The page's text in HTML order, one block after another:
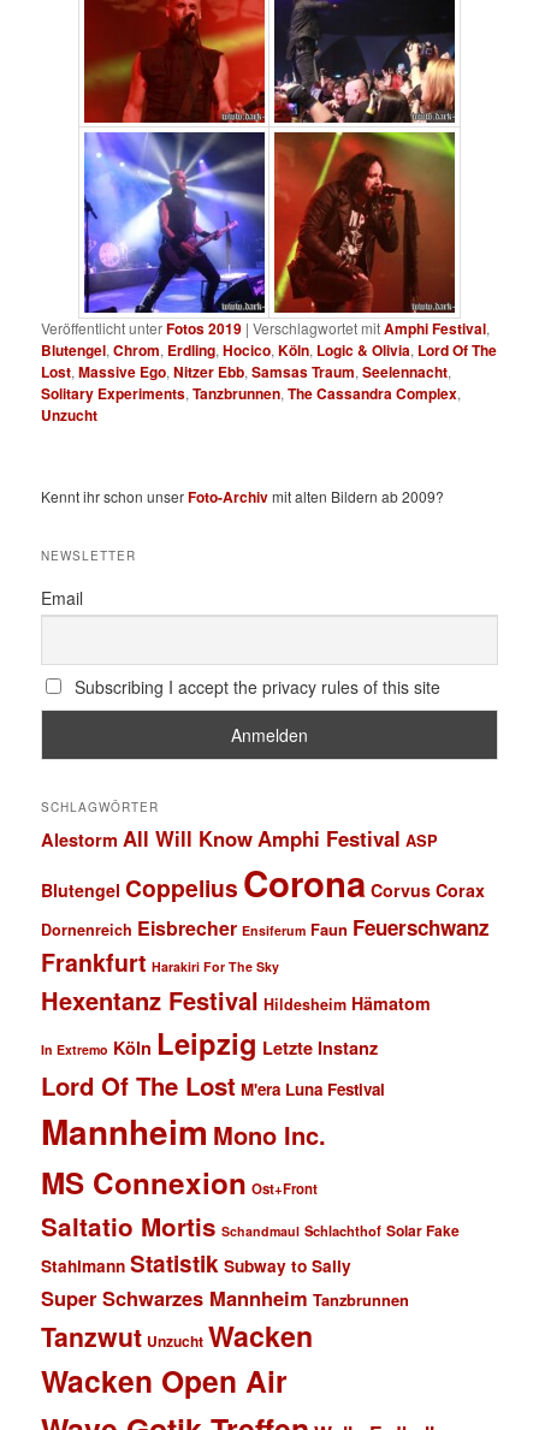
Veröffentlicht unterFotos 2019 |Verschlagwortet mitAmphi Festival,
Blutengel,Chrom, Erdling,Hocico,Köln, Logic & Olivia, Lord Of The
Lost,Massive Ego,Nitzer Ebb,Samsas Traum,Seelennacht,
Solitary Experiments,Tanzbrunnen,The Cassandra Complex,
Unzucht
Kennt ihr schon unserFoto-Archivmit alten Bildern ab 2009?
NEWSLETTER
Email
Subscribing I accept the privacy rules of this site
SCHLAGWÖRTER
Alestorm All Will KnowAmphi Festival ASP
Blutengel Coppelius Corona Corvus Corax
Dornenreich Eisbrecher Ensiferum Faun Feuerschwanz
Frankfurt Harakiri For The Sky
Hexentanz Festival Hildesheim Hämatom
In Extremo Köln Leipzig Letzte Instanz
Lord Of The Lost M'era Luna Festival
Mannheim Mono Inc.
MS Connexion Ost+Front
Saltatio Mortis Schandmaul Schlachthof Solar Fake
Stahlmann Statistik Subway to Sally
Super Schwarzes Mannheim Tanzbrunnen
Tanzwut Unzucht Wacken
Wacken Open Air